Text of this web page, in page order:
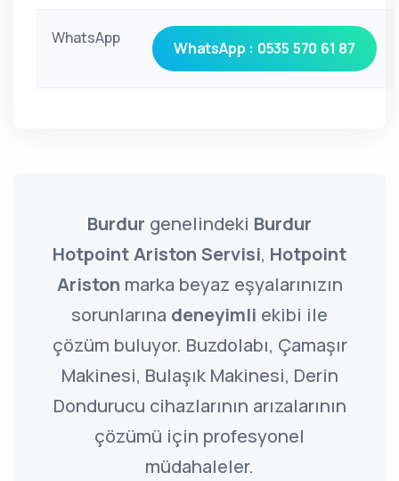
WhatsApp
WhatsApp : 0535 570 61 87
Burdur genelindeki Burdur
Hotpoint Ariston Servisi, Hotpoint
Ariston marka beyaz eşyalarınızın
sorunlarına deneyimli ekibi ile
çözüm buluyor. Buzdolabı, Çamaşır
Makinesi, Bulaşık Makinesi, Derin
Dondurucu cihazlarının arızalarının
çözümü için profesyonel
müdahaleler.